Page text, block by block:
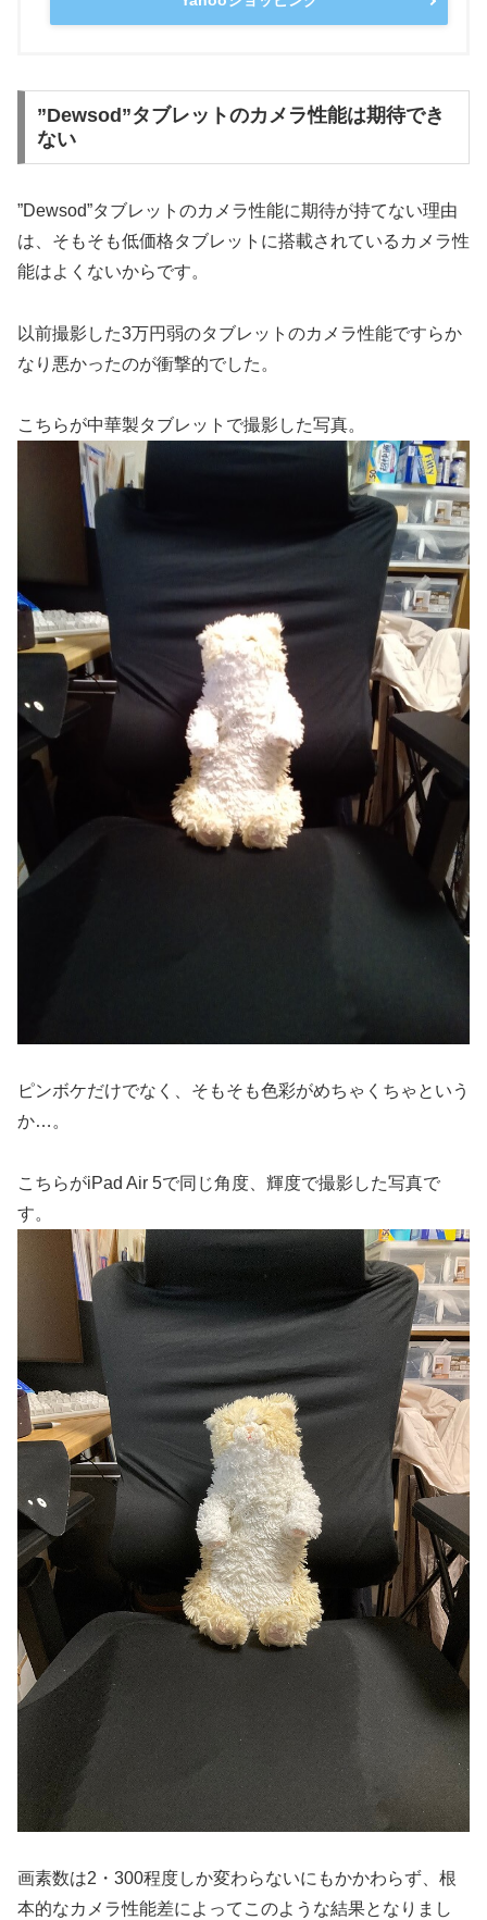
”Dewsod”タブレットのカメラ性能は期待でき
ない
”Dewsod”タブレットのカメラ性能に期待が持てない理由
は、そもそも低価格タブレットに搭載されているカメラ性
能はよくないからです。
以前撮影した3万円弱のタブレットのカメラ性能ですらか
なり悪かったのが衝撃的でした。
こちらが中華製タブレットで撮影した写真。
ピンボケだけでなく、そもそも色彩がめちゃくちゃという
か…。
こちらがiPad Air 5で同じ角度、輝度で撮影した写真で
す。
画素数は2・300程度しか変わらないにもかかわらず、根
本的なカメラ性能差によってこのような結果となりまし